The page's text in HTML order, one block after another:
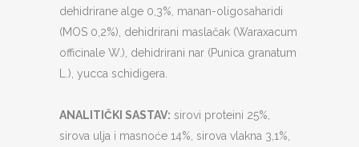
dehidrirane alge 0,3%, manan-oligosaharidi
(MOS 0,2%), dehidrirani maslačak (Waraxacum
officinale W.), dehidrirani nar (Punica granatum
L.), yucca schidigera.
ANALITIČKI SASTAV: sirovi proteini 25%,
sirova ulja i masnoće 14%, sirova vlakna 3,1%,